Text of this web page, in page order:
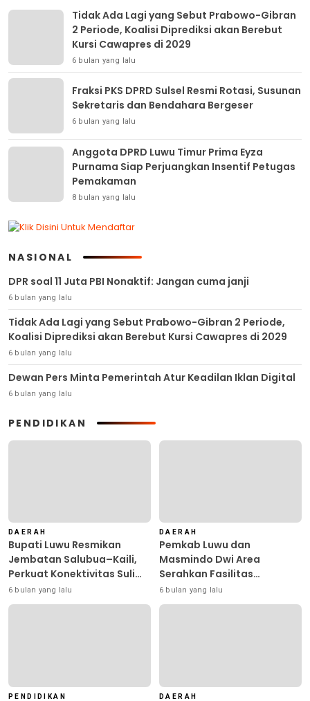
Tidak Ada Lagi yang Sebut Prabowo-Gibran
2 Periode, Koalisi Diprediksi akan Berebut
Kursi Cawapres di 2029
6 bulan yang lalu
Fraksi PKS DPRD Sulsel Resmi Rotasi, Susunan
Sekretaris dan Bendahara Bergeser
6 bulan yang lalu
Anggota DPRD Luwu Timur Prima Eyza
Purnama Siap Perjuangkan Insentif Petugas
Pemakaman
8 bulan yang lalu
NASIONAL
DPR soal 11 Juta PBI Nonaktif: Jangan cuma janji
6 bulan yang lalu
Tidak Ada Lagi yang Sebut Prabowo-Gibran 2 Periode,
Koalisi Diprediksi akan Berebut Kursi Cawapres di 2029
6 bulan yang lalu
Dewan Pers Minta Pemerintah Atur Keadilan Iklan Digital
6 bulan yang lalu
PENDIDIKAN
DAERAH
Bupati Luwu Resmikan
Jembatan Salubua–Kaili,
Perkuat Konektivitas Suli
Barat
6 bulan yang lalu
DAERAH
Pemkab Luwu dan
Masmindo Dwi Area
Serahkan Fasilitas
Pengolahan Nilam: Perkuat
Usaha dan Peluang Kerja
6 bulan yang lalu
PENDIDIKAN DAERAH